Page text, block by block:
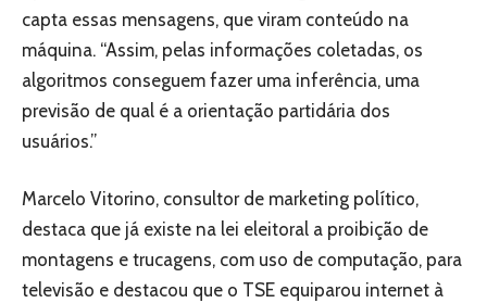
capta essas mensagens, que viram conteúdo na
máquina. “Assim, pelas informações coletadas, os
algoritmos conseguem fazer uma inferência, uma
previsão de qual é a orientação partidária dos
usuários.”
Marcelo Vitorino, consultor de marketing político,
destaca que já existe na lei eleitoral a proibição de
montagens e trucagens, com uso de computação, para
televisão e destacou que o TSE equiparou internet à